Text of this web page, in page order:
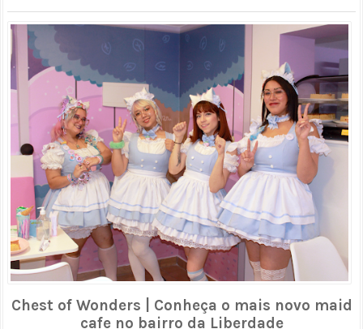
Chest of Wonders | Conheça o mais novo maid
cafe no bairro da Liberdade